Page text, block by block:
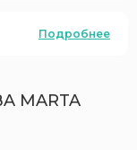
Подробнее
MARTA